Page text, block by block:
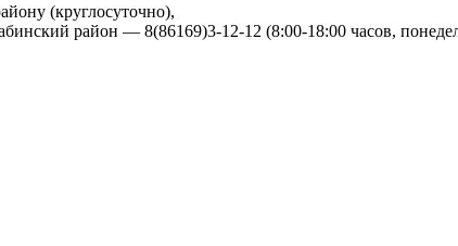
(круглосуточно),
район — 8(86169)3-12-12 (8:00-18:00 часов,